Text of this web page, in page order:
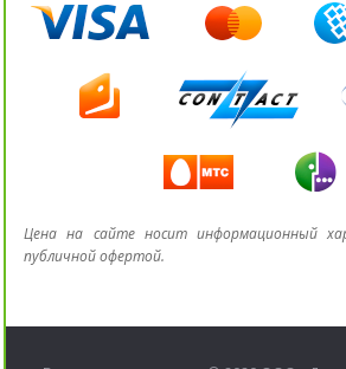
Цена на сайте носит информационный
публичной офертой.